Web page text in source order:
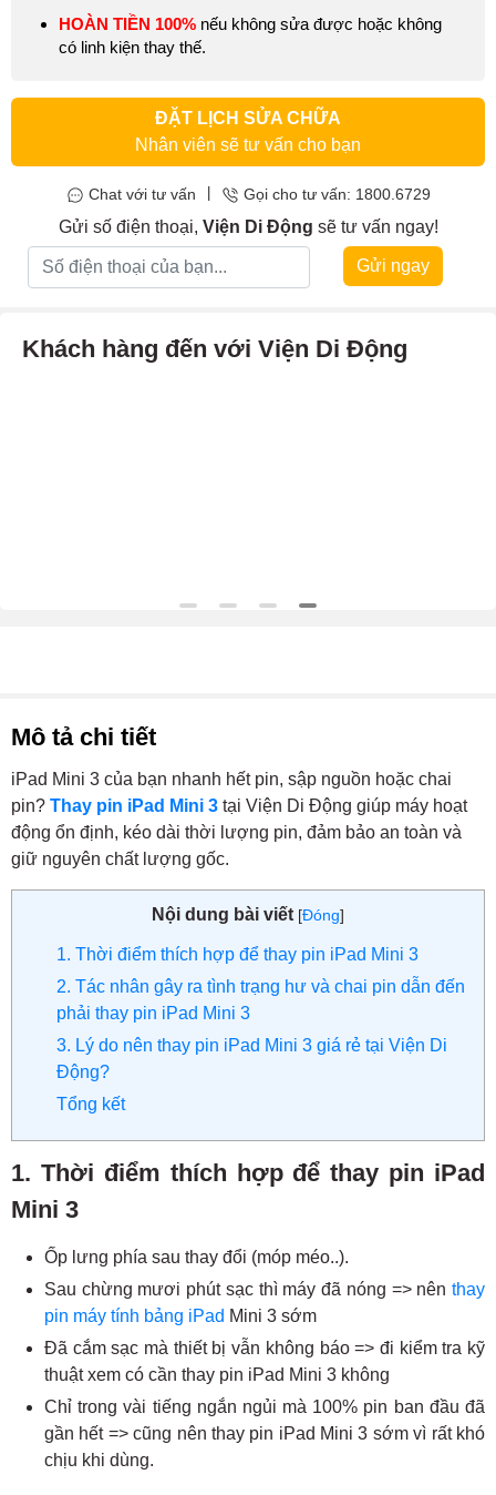
HOÀN TIỀN 100% nếu không sửa được hoặc không
có linh kiện thay thế.
ĐẶT LỊCH SỬA CHỮA
Nhân viên sẽ tư vấn cho bạn
Chat với tư vấn Gọi cho tư vấn: 1800.6729
Gửi số điện thoại, Viện Di Động sẽ tư vấn ngay!
Gửi ngay
Khách hàng đến với Viện Di Động
Mô tả chi tiết
iPad Mini 3 của bạn nhanh hết pin, sập nguồn hoặc chai
pin? Thay pin iPad Mini 3 tại Viện Di Động giúp máy hoạt
động ổn định, kéo dài thời lượng pin, đảm bảo an toàn và
giữ nguyên chất lượng gốc.
Nội dung bài viết [Đóng]
1. Thời điểm thích hợp để thay pin iPad Mini 3
2. Tác nhân gây ra tình trạng hư và chai pin dẫn đến
phải thay pin iPad Mini 3
3. Lý do nên thay pin iPad Mini 3 giá rẻ tại Viện Di
Động?
Tổng kết
1. Thời điểm thích hợp để thay pin iPad
Mini 3
Ốp lưng phía sau thay đổi (móp méo..).
Sau chừng mươi phút sạc thì máy đã nóng => nên thay
pin máy tính bảng iPad Mini 3 sớm
Đã cắm sạc mà thiết bị vẫn không báo => đi kiểm tra kỹ
thuật xem có cần thay pin iPad Mini 3 không
Chỉ trong vài tiếng ngắn ngủi mà 100% pin ban đầu đã
gần hết => cũng nên thay pin iPad Mini 3 sớm vì rất khó
chịu khi dùng.